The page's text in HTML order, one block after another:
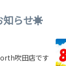
知らせ☀
吹田店です